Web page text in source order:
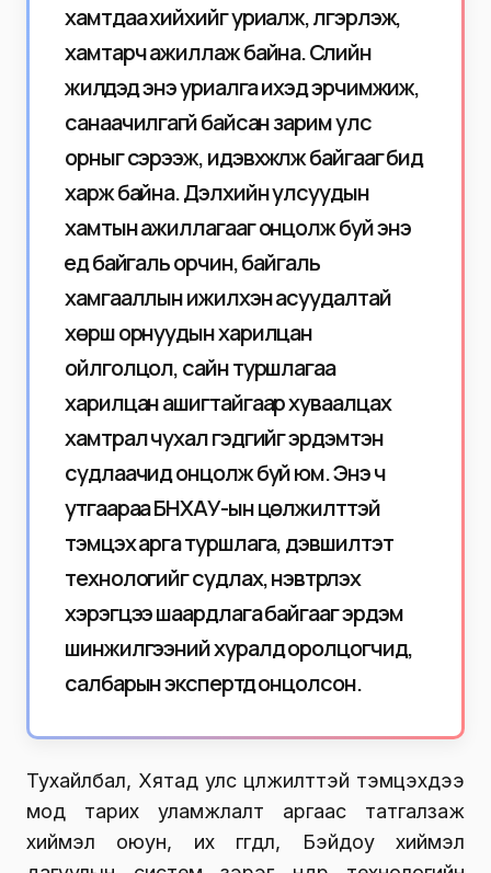
хамтдаа хийхийг уриалж, үлгэрлэж,
хамтарч ажиллаж байна. Сүүлийн
жилүүдэд энэ уриалга ихэд эрчимжиж,
санаачилгагүй байсан зарим улс
орныг сэрээж, идэвхжүүлж байгааг бид
харж байна. Дэлхийн улсуудын
хамтын ажиллагааг онцолж буй энэ
үед байгаль орчин, байгаль
хамгааллын ижилхэн асуудалтай
хөрш орнуудын харилцан
ойлголцол, сайн туршлагаа
харилцан ашигтайгаар хуваалцах
хамтрал чухал гэдгийг эрдэмтэн
судлаачид онцолж буй юм. Энэ ч
утгаараа БНХАУ-ын цөлжилттэй
тэмцэх арга туршлага, дэвшилтэт
технологийг судлах, нэвтрүүлэх
хэрэгцээ шаардлага байгааг эрдэм
шинжилгээний хуралд оролцогчид,
салбарын экспертүүд онцолсон.
Тухайлбал, Хятад улс цөлжилттэй тэмцэхдээ
мод тарих уламжлалт аргаас татгалзаж
хиймэл оюун, их өгөгдөл, Бэйдоу хиймэл